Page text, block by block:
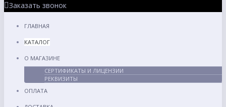
Заказать звонок
ГЛАВНАЯ
КАТАЛОГ
О МАГАЗИНЕ
СЕРТИФИКАТЫ И ЛИЦЕНЗИИ
РЕКВИЗИТЫ
ОПЛАТА